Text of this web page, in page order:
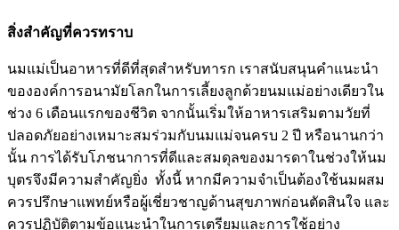
สิ่งสำคัญที่ควรทราบ
นมแม่เป็นอาหารที่ดีที่สุดสำหรับทารก เราสนับสนุนคำแนะนำ
ขององค์การอนามัยโลกในการเลี้ยงลูกด้วยนมแม่อย่างเดียวใน
ช่วง 6 เดือนแรกของชีวิต จากนั้นเริ่มให้อาหารเสริมตามวัยที่
ปลอดภัยอย่างเหมาะสมร่วมกับนมแม่จนครบ 2 ปี หรือนานกว่า
นั้น การได้รับโภชนาการที่ดีและสมดุลของมารดาในช่วงให้นม
บุตรจึงมีความสำคัญยิ่ง ทั้งนี้ หากมีความจำเป็นต้องใช้นมผสม
ควรปรึกษาแพทย์หรือผู้เชี่ยวชาญด้านสุขภาพก่อนตัดสินใจ และ
ควรปฏิบัติตามข้อแนะนำในการเตรียมและการใช้อย่าง